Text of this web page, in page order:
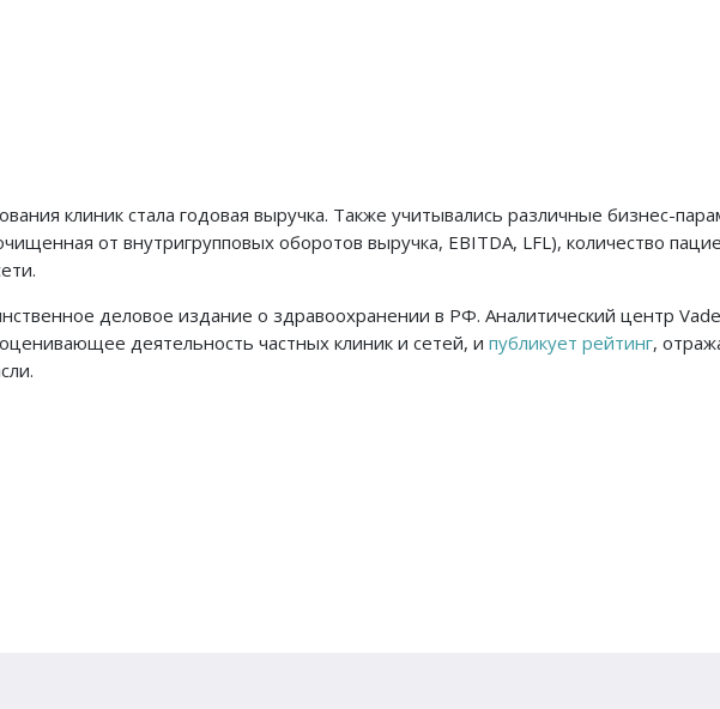
клиник стала годовая выручка. Также учитывались различные бизнес-
от внутригрупповых оборотов выручка, EBITDA, LFL), количество
деловое издание о здравоохранении в РФ. Аналитический центр
деятельность частных клиник и сетей, и публикует рейтинг,